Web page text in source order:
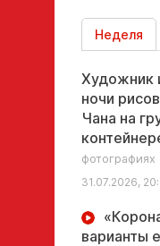
Неделя
Художник
ночи
Чана на
фотографиях
31.07.2026,
варианты